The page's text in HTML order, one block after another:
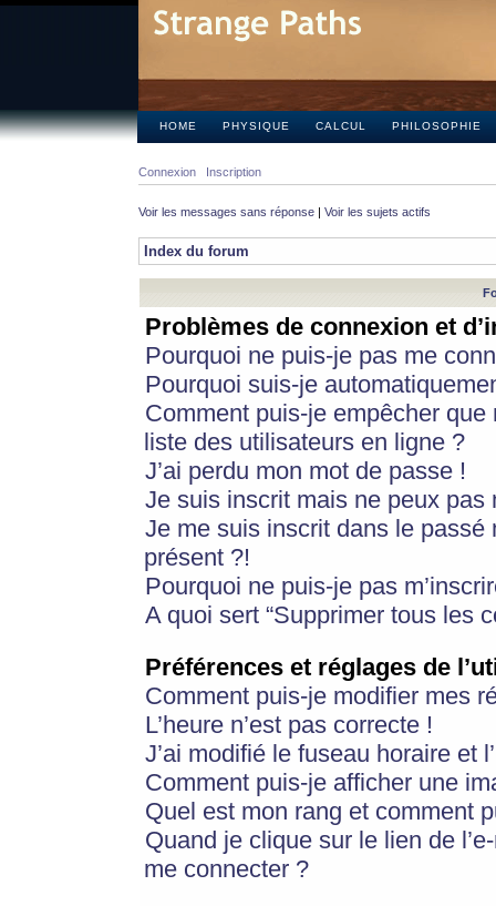
HOME PHYSIQUE CALCUL PHILOSOPHIE
Connexion Inscription
Voir les messages sans réponse | Voir les sujets actifs
Index du forum
Problèmes de connexion et
Pourquoi ne puis-je pas me
Pourquoi suis-je
Comment puis-je empêcher
liste des utilisateurs en ligne ?
J’ai perdu mon mot de passe !
Je suis inscrit mais ne peux pas
Je me suis inscrit dans le
présent ?!
Pourquoi ne puis-je pas
A quoi sert “Supprimer tous les
Préférences et réglages de
Comment puis-je modifier mes
L’heure n’est pas correcte !
J’ai modifié le fuseau horaire et
Comment puis-je afficher une
Quel est mon rang et comment
Quand je clique sur le lien de
me connecter ?